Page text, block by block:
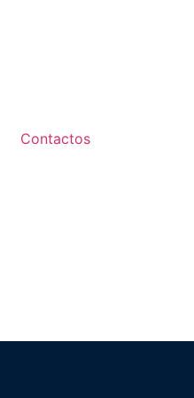
Contactos